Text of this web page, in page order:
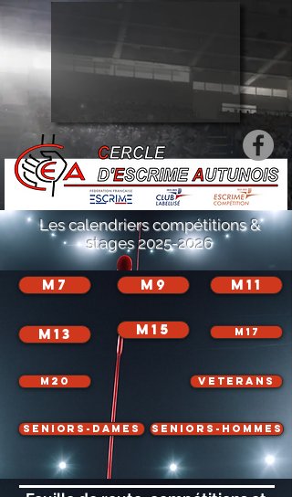
Les calendrierscompétitions &
stages2025-2026
M7
M13
M9
M15
M11
M17
M20
SENIORS-Dames
VETERANS
SENIORS-Hommes